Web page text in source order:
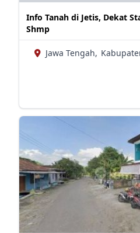
Info Tanah di Jetis, Dekat
Shmp
Jawa Tengah,